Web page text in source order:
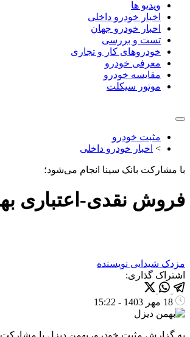
ویدیو ها
اخبار خودرو داخلی
اخبار خودرو جهان
تست و بررسی
خودروهای کار و تجاری
معرفی خودرو
مقایسه خودرو
موتور سیکلت
مثبت خودرو
> اخبار خودرو داخلی
با مشارکت بانک سینا انجام می‌شود؛
فروش نقدی-اعتباری بهمن
مزدک شیدایی نویسنده
اشتراک گذاری: